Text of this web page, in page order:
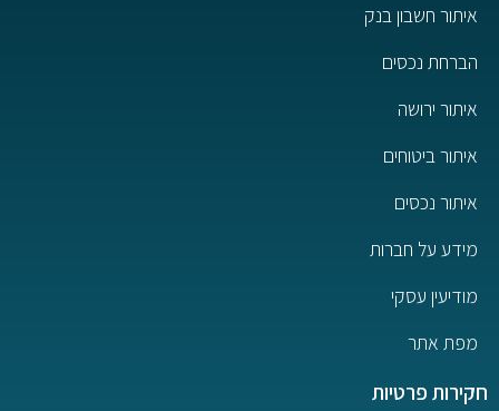
איתור חשבון בנק
הברחת נכסים
איתור ירושה
איתור ביטוחים
איתור נכסים
מידע על חברות
מודיעין עסקי
מפת אתר
חקירות פרטיות